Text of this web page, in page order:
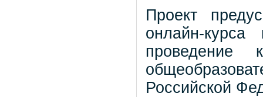
Проект
онлайн-
проведение
Российской